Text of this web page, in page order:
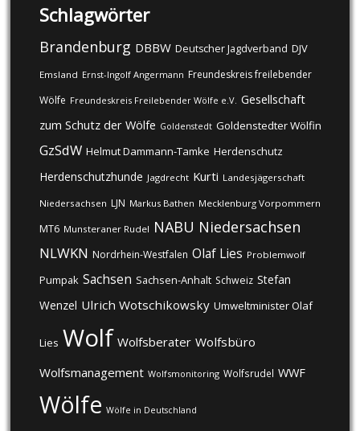
Schlagwörter
Brandenburg DBBW Deutscher Jagdverband DJV
Emsland Ernst-Ingolf Angermann Freundeskreis freilebender
Wölfe Freundeskreis Freilebender Wölfe e.V. Gesellschaft
zum Schutz der Wölfe Goldenstedt Goldenstedter Wölfin
GzSdW Helmut Dammann-Tamke Herdenschutz
Herdenschutzhunde Jagdrecht Kurti Landesjägerschaft
Niedersachsen LJN Markus Bathen Mecklenburg Vorpommern
MT6 Munsteraner Rudel NABU Niedersachsen
NLWKN Nordrhein-Westfalen Olaf Lies Problemwolf
Pumpak Sachsen Sachsen-Anhalt Schweiz Stefan
Wenzel Ulrich Wotschikowsky Umweltminister Olaf
Lies Wolf Wolfsberater Wolfsbüro
Wolfsmanagement Wolfsmonitoring Wolfsrudel WWF
Wölfe Wölfe in Deutschland